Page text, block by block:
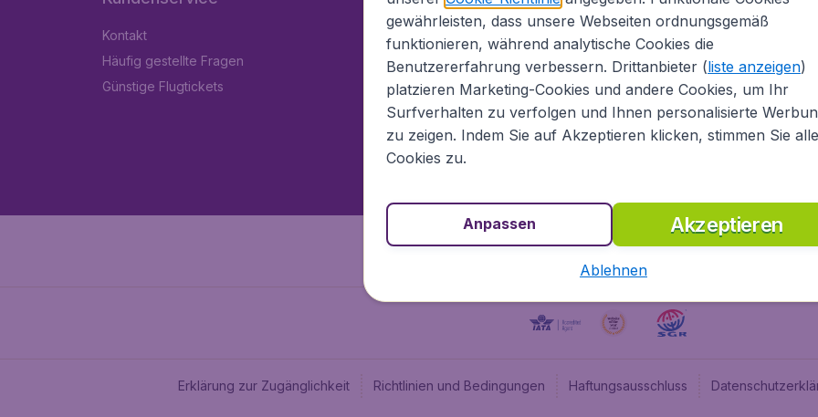
Kontakt
Häufig gestellte Fragen
Günstige Flugtickets
Über Flugladen.at
Rechtliche Informationen
Impressum
Partnerprogramm
Stellenangebote
Erklärung zur Zugänglichkeit Richtlinien und Bedingungen Haftungsausschluss
gewährleisten, dass unsere Webseiten ordnungsgemäß
funktionieren, während analytische Cookies die
Benutzererfahrung verbessern. Drittanbieter (liste anzeigen)
platzieren Marketing-Cookies und andere Cookies, um Ihr
Surfverhalten zu verfolgen und Ihnen personalisierte
zu zeigen. Indem Sie auf Akzeptieren klicken, stimmen Sie
Cookies zu.
Akzeptieren
Anpassen
Ablehnen